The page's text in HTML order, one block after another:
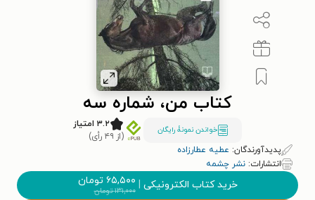
کتاب من، شماره سه
خواندن نمونۀ رایگان
۳.۲ امتیاز
(از ۴۹ رأی)
پدیدآورندگان: عطیه عطارزاده
انتشارات: نشر چشمه
خرید کتاب الکترونیکی | ۶۵,۵۰۰ تومان
۱۳۱,۰۰۰تومان